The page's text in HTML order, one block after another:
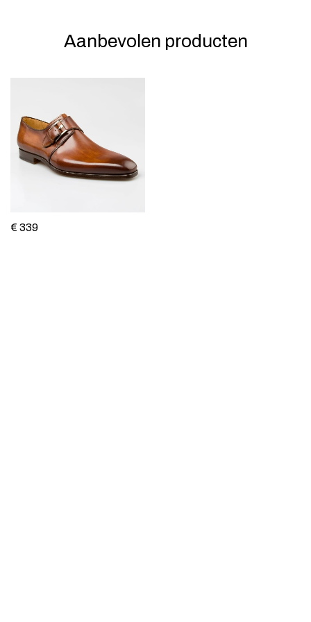
Aanbevolen producten
€ 339